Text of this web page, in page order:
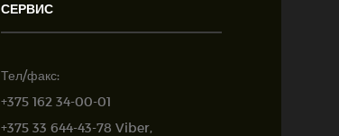
СЕРВИС
Тел/факс:
+375 162 34-00-01
+375 33 644-43-78 Viber,